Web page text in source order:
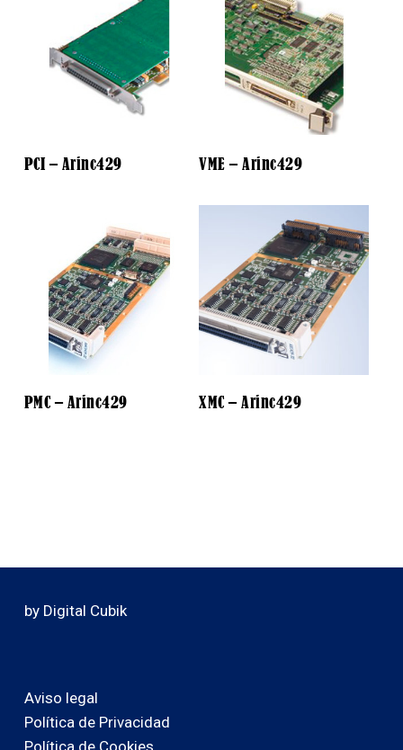
PCI – Arinc429 VME – Arinc429
PMC – Arinc429 XMC – Arinc429
by Digital Cubik
Aviso legal
Política de Privacidad
Política de Cookies